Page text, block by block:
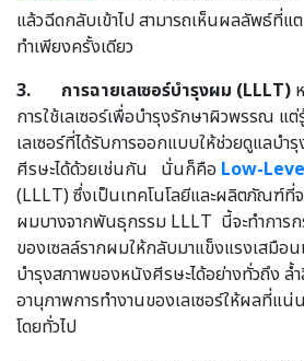
แล้วฉีดกลับเข้าไป สามารถเห็นผลลัพธ์ที่แ
ทำเพียงครั้งเดียว
3.
การฉายเลเซอร์บำรุงผม (LLLT)
การใช้เลเซอร์เพื่อบำรุงรักษาผิวพรรณ แ
เลเซอร์ที่ได้รับการออกแบบให้ช่วยดูแลบำ
ศีรษะได้ด้วยเช่นกัน นั่นก็คือ Low-
(LLLT) ซึ่งเป็นเทคโนโลยีและผลิตภัณฑ์ที่
ผมบางจากพันธุกรรม LLLT นี้จะทำการ
ของเซลล์รากผมให้กลับมาแข็งแรงเสมือน
บำรุงสภาพของหนังศีรษะได้อย่างทั่วถึง ล้
อานุภาพการทำงานของเลเซอร์ให้ผลที่แน่
โดยทั่วไป